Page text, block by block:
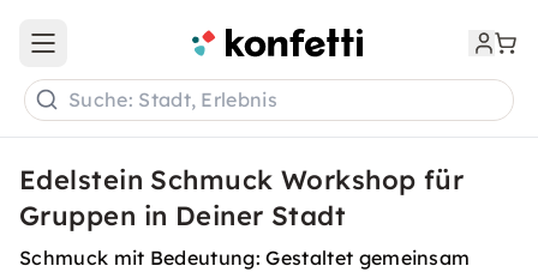
Open main menu
Suche: Stadt, Erlebnis
Edelstein Schmuck Workshop für
Gruppen in Deiner Stadt
Schmuck mit Bedeutung: Gestaltet gemeinsam